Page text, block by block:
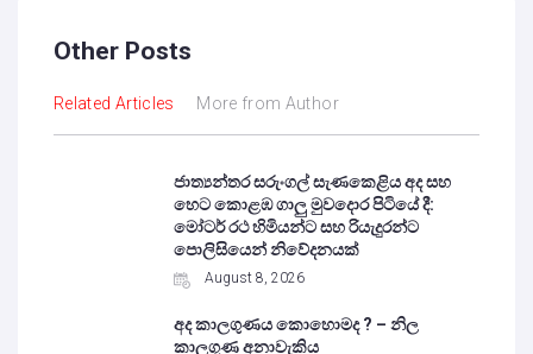
Other Posts
Related Articles More from Author
ජාත්‍යන්තර සරුංගල් සැණකෙළිය අද සහ
හෙට කොළඹ ගාලු මුවදොර පිටියේ දී:
මෝටර් රථ හිමියන්ට සහ රියැදුරන්ට
පොලිසියෙන් නිවේදනයක්
August 8, 2026
අද කාලගුණය කොහොමද ? – නිල
කාලගුණ අනාවැකිය